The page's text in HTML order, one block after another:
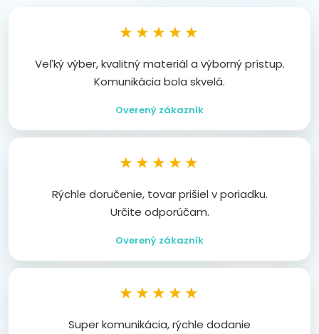
★★★★★
Veľký výber, kvalitný materiál a výborný prístup.
Komunikácia bola skvelá.
Overený zákazník
★★★★★
Rýchle doručenie, tovar prišiel v poriadku.
Určite odporúčam.
Overený zákazník
★★★★★
Super komunikácia, rýchle dodanie